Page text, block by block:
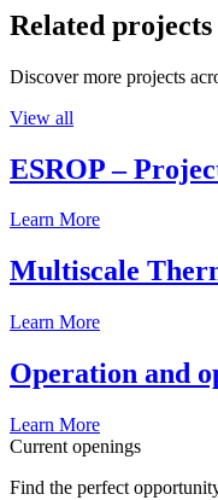
Related projects
Discover more projects
View all
ESROP –
Learn More
Multiscale
Learn More
Operation and
Learn More
Current openings
Find the perfect